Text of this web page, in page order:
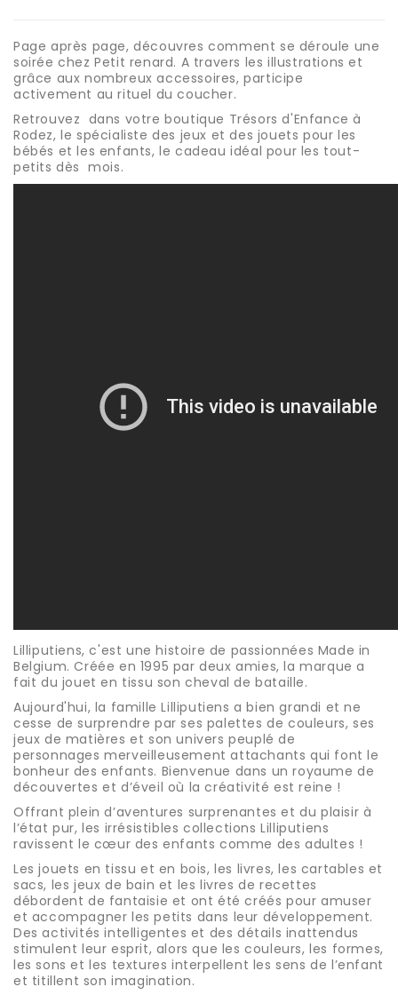
Page après page, découvres comment se déroule une
soirée chez Petit renard. A travers les illustrations et
grâce aux nombreux accessoires, participe
activement au rituel du coucher.
Retrouvez dans votre boutique Trésors d'Enfance à
Rodez, le spécialiste des jeux et des jouets pour les
bébés et les enfants, le cadeau idéal pour les tout-
petits dès mois.
Lilliputiens, c'est une histoire de passionnées Made in
Belgium. Créée en 1995 par deux amies, la marque a
fait du jouet en tissu son cheval de bataille.
Aujourd'hui, la famille Lilliputiens a bien grandi et ne
cesse de surprendre par ses palettes de couleurs, ses
jeux de matières et son univers peuplé de
personnages merveilleusement attachants qui font le
bonheur des enfants. Bienvenue dans un royaume de
découvertes et d’éveil où la créativité est reine !
Offrant plein d’aventures surprenantes et du plaisir à
l’état pur, les irrésistibles collections Lilliputiens
ravissent le cœur des enfants comme des adultes !
Les jouets en tissu et en bois, les livres, les cartables et
sacs, les jeux de bain et les livres de recettes
débordent de fantaisie et ont été créés pour amuser
et accompagner les petits dans leur développement.
Des activités intelligentes et des détails inattendus
stimulent leur esprit, alors que les couleurs, les formes,
les sons et les textures interpellent les sens de l’enfant
et titillent son imagination.